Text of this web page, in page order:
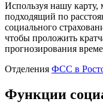
Используя нашу
подходящий по
социального
чтобы проложить
прогнозирования
Отделения ФСС в
Функции